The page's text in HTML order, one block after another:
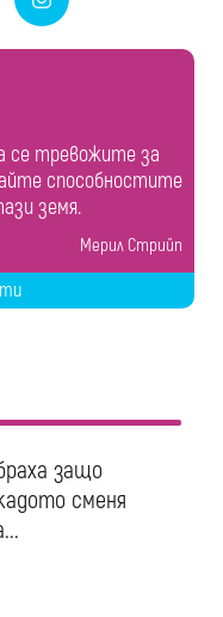
се тревожите за
способностите
земя.
Мерил Стрийп
защо
сменя